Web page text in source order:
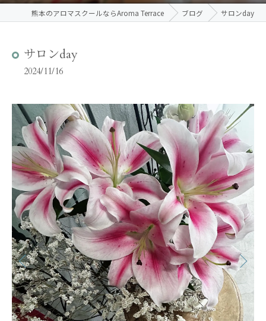
熊本のアロマスクールならAroma Terrace ブログ サロンday
サロンday
2024/11/16